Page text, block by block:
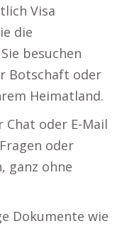
Visa
die
besuchen
Botschaft oder
Heimatland.
Chat oder E-Mail
oder
ganz ohne
Dokumente wie